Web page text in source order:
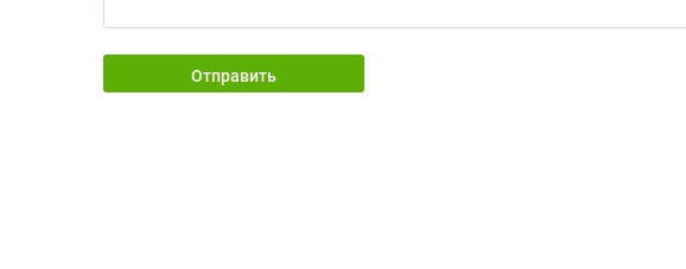
Отправить